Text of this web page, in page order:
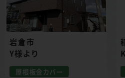
岩倉市
Y様より
屋根板金カバー